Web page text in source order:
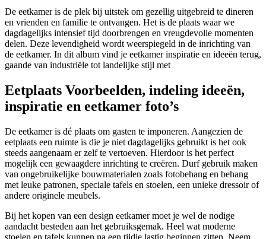
De eetkamer is de plek bij uitstek om gezellig uitgebreid te dineren
en vrienden en familie te ontvangen. Het is de plaats waar we
dagdagelijks intensief tijd doorbrengen en vreugdevolle momenten
delen. Deze levendigheid wordt weerspiegeld in de inrichting van
de eetkamer. In dit album vind je eetkamer inspiratie en ideeën terug,
gaande van industriële tot landelijke stijl met
Eetplaats Voorbeelden, indeling ideeën,
inspiratie en eetkamer foto’s
De eetkamer is dé plaats om gasten te imponeren. Aangezien de
eetplaats een ruimte is die je niet dagdagelijks gebruikt is het ook
steeds aangenaam er zelf te vertoeven. Hierdoor is het perfect
mogelijk een gewaagdere inrichting te creëren. Durf gebruik maken
van ongebruikelijke bouwmaterialen zoals fotobehang en behang
met leuke patronen, speciale tafels en stoelen, een unieke dressoir of
andere originele meubels.
Bij het kopen van een design eetkamer moet je wel de nodige
aandacht besteden aan het gebruiksgemak. Heel wat moderne
stoelen en tafels kunnen na een tijdje lastig beginnen zitten. Neem